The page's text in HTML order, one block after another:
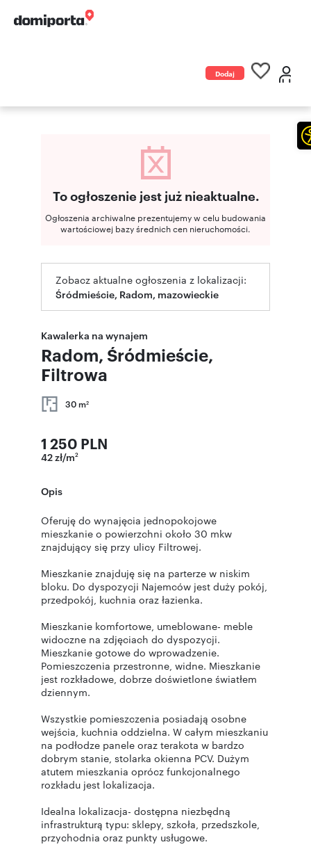
Dodaj
To ogłoszenie jest już nieaktualne.
Ogłoszenia archiwalne prezentujemy w celu budowania
wartościowej bazy średnich cen nieruchomości.
Zobacz aktualne ogłoszenia z lokalizacji:
Śródmieście, Radom, mazowieckie
Kawalerka na wynajem
Radom, Śródmieście,
Filtrowa
30 m2
1 250 PLN
42 zł/m2
Opis
Oferuję do wynajęcia jednopokojowe
mieszkanie o powierzchni około 30 mkw
znajdujący się przy ulicy Filtrowej.
Mieszkanie znajduję się na parterze w niskim
bloku. Do dyspozycji Najemców jest duży pokój,
przedpokój, kuchnia oraz łazienka.
Mieszkanie komfortowe, umeblowane- meble
widoczne na zdjęciach do dyspozycji.
Mieszkanie gotowe do wprowadzenie.
Pomieszczenia przestronne, widne. Mieszkanie
jest rozkładowe, dobrze doświetlone światłem
dziennym.
Wszystkie pomieszczenia posiadają osobne
wejścia, kuchnia oddzielna. W całym mieszkaniu
na podłodze panele oraz terakota w bardzo
dobrym stanie, stolarka okienna PCV. Dużym
atutem mieszkania oprócz funkcjonalnego
rozkładu jest lokalizacja.
Idealna lokalizacja- dostępna niezbędną
infrastrukturą typu: sklepy, szkoła, przedszkole,
przychodnia oraz punkty usługowe.